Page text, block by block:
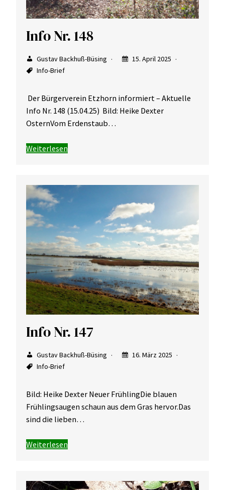
Info Nr. 148
Gustav Backhuß-Büsing
15. April 2025
Info-Brief
Der Bürgerverein Etzhorn informiert – Aktuelle
Info Nr. 148 (15.04.25) Bild: Heike Dexter
OsternVom Erdenstaub…
Weiterlesen
Info Nr. 147
Gustav Backhuß-Büsing
16. März 2025
Info-Brief
Bild: Heike Dexter Neuer FrühlingDie blauen
Frühlingsaugen schaun aus dem Gras hervor.Das
sind die lieben…
Weiterlesen